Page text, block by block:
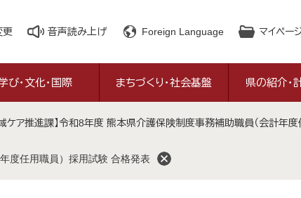
更 音声読み上げ Foreign Language マイペー
び・文化・国際 まちづくり・社会基盤 県の紹介・
域ケア推進課】令和8年度 熊本県介護保険制度事務補助職員（会計年度
度任用職員）採用試験 合格発表